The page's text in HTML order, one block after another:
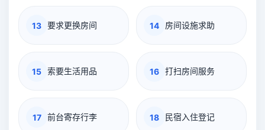
13 要求更换房间 14 房间设施求助
15 索要生活用品 16 打扫房间服务
17 前台寄存行李 18 民宿入住登记